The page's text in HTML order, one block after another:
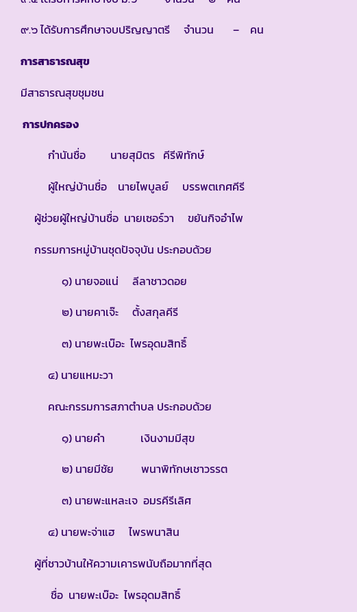
๙.๖ ได้รับการศึกษาจบปริญญาตรี จำนวน – คน
การสาธารณสุข
มีสาธารณสุขชุมชน
การปกครอง
กำนันชื่อ นายสุมิตร คีรีพิทักษ์
ผู้ใหญ่บ้านชื่อ นายไพบูลย์ บรรพตเกศคีรี
ผู้ช่วยผู้ใหญ่บ้านชื่อ นายเซอร์วา ขยันกิจอำไพ
กรรมการหมู่บ้านชุดปัจจุบัน ประกอบด้วย
๑) นายจอแน่ ลีลาชาวดอย
๒) นายคาเจ๊ะ ตั้งสกุลคีรี
๓) นายพะเบ๊อะ ไพรอุดมสิทธิ์
๔) นายแหมะวา
คณะกรรมการสภาตำบล ประกอบด้วย
๑) นายคำ เงินงามมีสุข
๒) นายมีชัย พนาพิทักษเชาวรรต
๓) นายพะแหละเจ อมรคีรีเลิศ
๔) นายพะจ่าแฮ ไพรพนาสิน
ผู้ที่ชาวบ้านให้ความเคารพนับถือมากที่สุด
ชื่อ นายพะเบ๊อะ ไพรอุดมสิทธิ์